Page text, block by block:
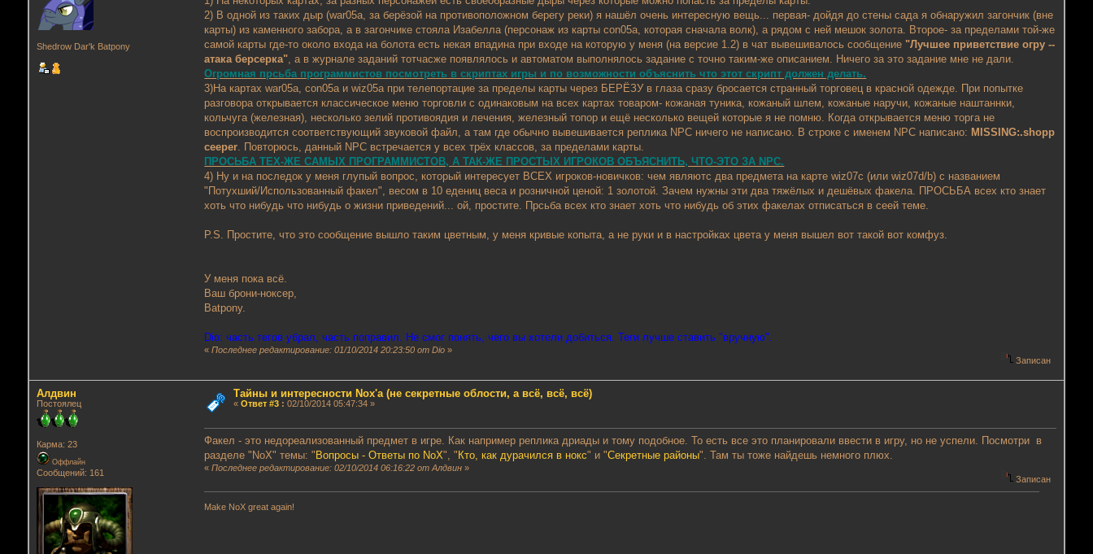
Shedrow Dar'k Batpony
2) В одной из таких дыр (war05a, за берёзой на противоположном берегу реки) я нашёл очень интересную вещь... первая- дойдя до стены сада я обнаружил загончик (вне
карты) из каменного забора, а в загончике стояла Изабелла (персонаж из карты con05a, которая сначала волк), а рядом с ней мешок золота. Второе- за пределами той-же
самой карты где-то около входа на болота есть некая впадина при входе на которую у меня (на версие 1.2) в чат вывешивалось сообщение "Лучшее приветствие огру --
атака берсерка" , а в журнале заданий тотчасже появлялось и автоматом выполнялось задание с точно таким-же описанием. Ничего за это задание мне не дали.
Огромная прсьба программистов посмотреть в скриптах игры и по возможности объяснить что этот скрипт должен делать.
3)На картах war05a, con05a и wiz05a при телепортацие за пределы карты через БЕРЁЗУ в глаза сразу бросается странный торговец в красной одежде. При попытке
разговора открывается классическое меню торговли с одинаковым на всех картах товаром- кожаная туника, кожаный шлем, кожаные наручи, кожаные наштаннки,
кольчуга (железная), несколько зелий противоядия и лечения, железный топор и ещё несколько вещей которые я не помню. Когда открывается меню торга не
воспроизводится соответствующий звуковой файл, а там где обычно вывешивается реплика NPC ничего не написано. В строке с именем NPC написано: MISSING:.shopp
ceeper . Повторюсь, данный NPC встречается у всех трёх классов, за пределами карты.
ПРОСЬБА ТЕХ-ЖЕ САМЫХ ПРОГРАММИСТОВ, А ТАК-ЖЕ ПРОСТЫХ ИГРОКОВ ОБЪЯСНИТЬ, ЧТО-ЭТО ЗА NPC.
4) Ну и на последок у меня глупый вопрос, который интересует ВСЕХ игроков-новичков: чем являютс два предмета на карте wiz07c (или wiz07d/b) с названием
"Потухший/Использованный факел", весом в 10 едениц веса и розничной ценой: 1 золотой. Зачем нужны эти два тяжёлых и дешёвых факела. ПРОСЬБА всех кто знает
хоть что нибудь что нибудь о жизни приведений... ой, простите. Прсьба всех кто знает хоть что нибудь об этих факелах отписаться в сеей теме.
P.S. Простите, что это сообщение вышло таким цветным, у меня кривые копыта, а не руки и в настройках цвета у меня вышел вот такой вот комфуз.
У меня пока всё.
Ваш брони-ноксер,
Batpony.
Dio: часть тегов убрал, часть поправил. Не смог понять, чего вы хотели добиться. Теги лучше ставить "вручную".
«Последнее редактирование: 01/10/2014 20:23:50 от Dio »
Записан
Алдвин
Постоялец
Карма: 23
Оффлайн
Сообщений: 161
Тайны и интересности Nox'a (не секретные облости, а всё, всё, всё)
« Ответ #3: 02/10/2014 05:47:34 »
Факел - это недореализованный предмет в игре. Как например реплика дриады и тому подобное. То есть все это планировали ввести в игру, но не успели. Посмотри в
разделе "NoX" темы: " Вопросы - Ответы по NoX", " Кто, как дурачился в нокс" и "Секретные районы". Там ты тоже найдешь немного плюх.
«Последнее редактирование: 02/10/2014 06:16:22 от Алдвин »
Записан
Make NoX great again!